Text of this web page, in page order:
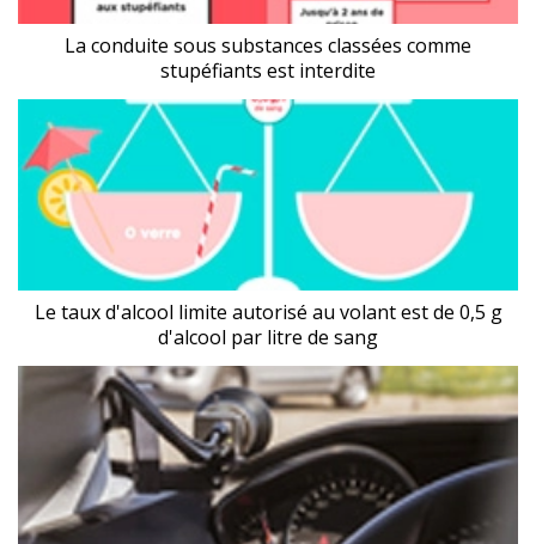
La conduite sous substances classées comme
stupéfiants est interdite
Le taux d'alcool limite autorisé au volant est de 0,5 g
d'alcool par litre de sang